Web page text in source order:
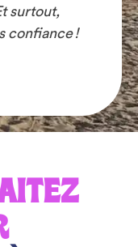
surtout,
confiance !